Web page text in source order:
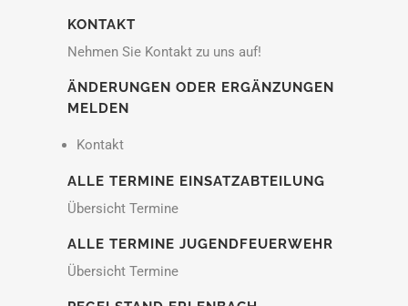
KONTAKT
Nehmen Sie Kontakt zu uns auf!
ÄNDERUNGEN ODER ERGÄNZUNGEN
MELDEN
Kontakt
ALLE TERMINE EINSATZABTEILUNG
Übersicht Termine
ALLE TERMINE JUGENDFEUERWEHR
Übersicht Termine